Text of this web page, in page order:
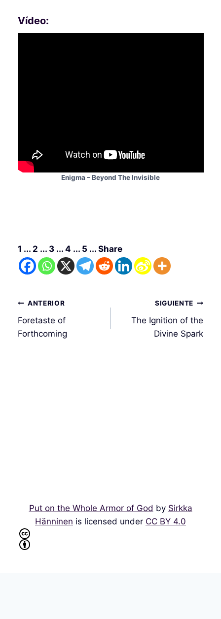
Vídeo:
Enigma – Beyond The Invisible
1 ... 2 ... 3 ... 4 ... 5 ... Share
Navegación
de
entradas
ANTERIOR
Foretaste of
Forthcoming
SIGUIENTE
The Ignition of the
Divine Spark
Put on the Whole Armor of God by Sirkka
Hänninen is licensed under CC BY 4.0